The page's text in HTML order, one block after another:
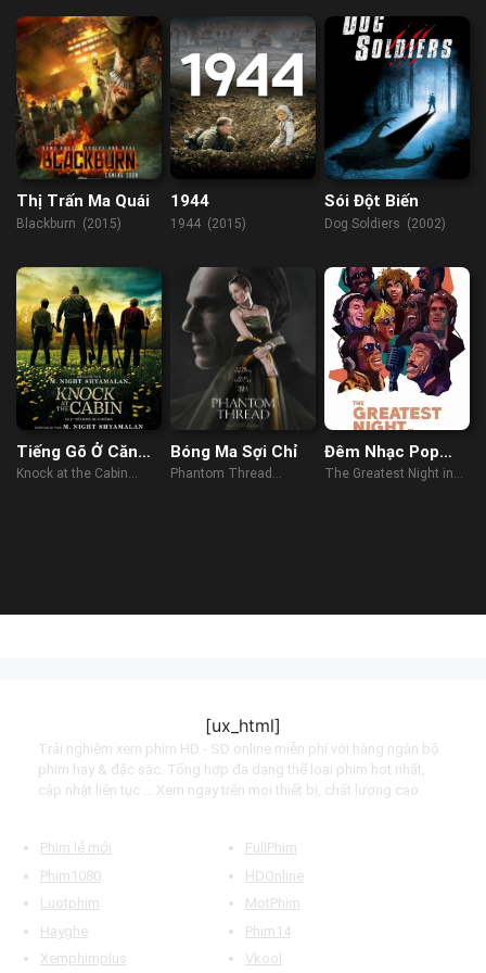
Thị Trấn Ma Quái
Blackburn (2015)
1944
1944 (2015)
Sói Đột Biến
Dog Soldiers (2002)
Tiếng Gõ Ở Căn
Nhà Gỗ
Knock at the Cabin
Bóng Ma Sợi Chỉ
Phantom Thread
Đêm Nhạc Pop
Lịch Sử
The Greatest Night in